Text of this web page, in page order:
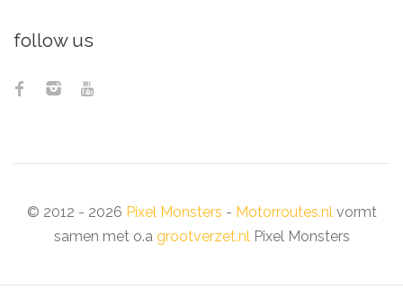
follow us
© 2012 - 2026 Pixel Monsters - Motorroutes.nlvormt
samen met o.a grootverzet.nlPixel Monsters